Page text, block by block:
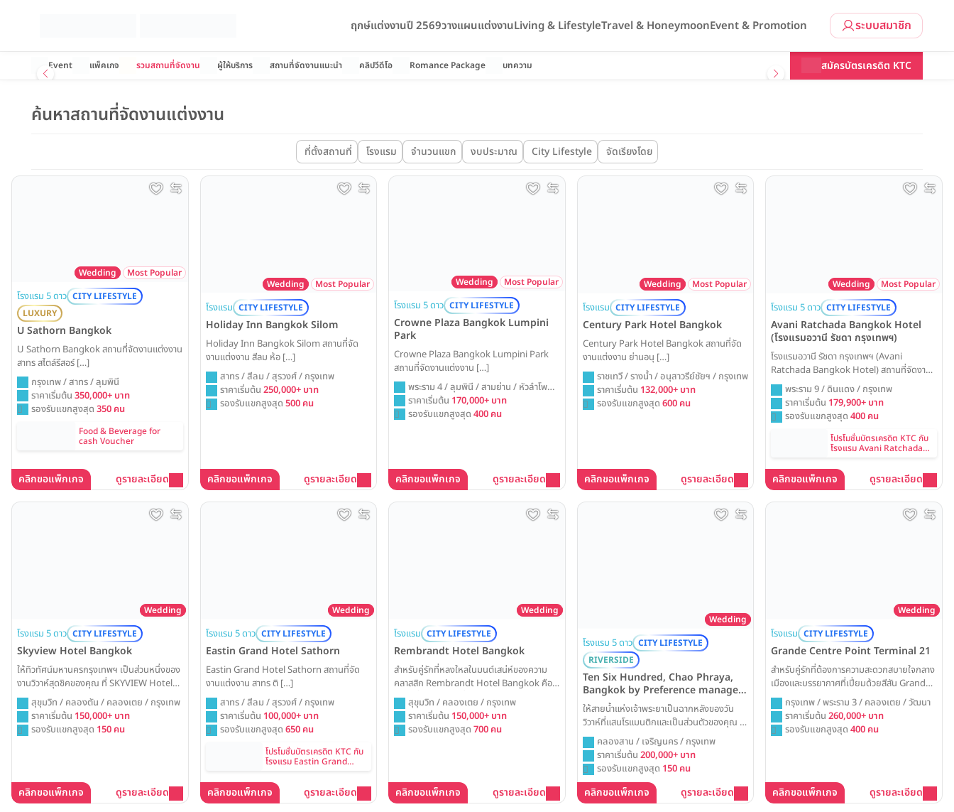
ระบบสมาชิก
ฤกษ์แต่งงานปี 2569วางแผนแต่งงานLiving & LifestyleTravel & HoneymoonEvent & Promotion
Event แพ็คเกจ รวมสถานที่จัดงาน ผู้ให้บริการ สถานที่จัดงานแนะนำ คลิปวีดีโอ Romance Package บทความ สมัครบัตรเครดิต KTC
ค้นหาสถานที่จัดงานแต่งงาน
ที่ตั้งสถานที่ โรงแรม จำนวนแขก งบประมาณ City Lifestyle จัดเรียงโดย
Wedding Most Popular
โรงแรม 5 ดาว CITY LIFESTYLE
LUXURY
U Sathorn Bangkok
U Sathorn Bangkok สถานที่จัดงานแต่งงาน
สาทร สไตล์รีสอร์ […]
กรุงเทพ / สาทร / ลุมพินี
ราคาเริ่มต้น 350,000+ บาท
รองรับแขกสูงสุด 350 คน
Food & Beverage for
cash Voucher
คลิกขอแพ็กเกจ ดูรายละเอียด
Wedding Most Popular
โรงแรม CITY LIFESTYLE
Holiday Inn Bangkok Silom
Holiday Inn Bangkok Silom สถานที่จัด
งานแต่งงาน สีลม ห้อ […]
สาทร / สีลม / สุรวงศ์ / กรุงเทพ
ราคาเริ่มต้น 250,000+ บาท
รองรับแขกสูงสุด 500 คน
คลิกขอแพ็กเกจ ดูรายละเอียด
Wedding Most Popular
โรงแรม 5 ดาว CITY LIFESTYLE
Crowne Plaza Bangkok Lumpini
Park
Crowne Plaza Bangkok Lumpini Park
สถานที่จัดงานแต่งงาน […]
พระราม 4 / ลุมพินี / สามย่าน / หัวลำโพง /
กรุงเทพ
ราคาเริ่มต้น 170,000+ บาท
รองรับแขกสูงสุด400 คน
คลิกขอแพ็กเกจ ดูรายละเอียด
Wedding Most Popular
โรงแรม CITY LIFESTYLE
Century Park Hotel Bangkok
Century Park Hotel Bangkok สถานที่จัด
งานแต่งงาน ย่านอนุ […]
ราชเทวี / รางน้ำ / อนุสาวรีย์ชัยฯ / กรุงเทพ
ราคาเริ่มต้น 132,000+ บาท
รองรับแขกสูงสุด 600 คน
คลิกขอแพ็กเกจ ดูรายละเอียด
Wedding Most Popular
โรงแรม 5 ดาว CITY LIFESTYLE
Avani Ratchada Bangkok Hotel
(โรงแรมอวานี รัชดา กรุงเทพฯ)
โรงแรมอวานี รัชดา กรุงเทพฯ (Avani
Ratchada Bangkok Hotel) สถานที่จัดงาน
แต่งสไตล์ City Lifestyle ใจกลางรัชดาฯ โดด
เด่นด้วยห้องบอลรูมดีไซน์ทันสมัย รองรับแขก
ได้สูงสุด 400 ท่าน พร้อมที่จอดรถสะดวกสบาย
กว่า 700 คัน Weddinglist ได้รวบรวมข้อมูล
แพ็คเกจแต่งงานและราคาล่าสุดมาให้ครบแล้วที่
พระราม 9 / ดินแดง / กรุงเทพ
ราคาเริ่มต้น 179,900+ บาท
รองรับแขกสูงสุด400 คน
โปรโมชั่นบัตรเครดิต KTC กับ
โรงแรม Avani Ratchada
คลิกขอแพ็กเกจ ดูรายละเอียด
Wedding
โรงแรม 5 ดาว CITY LIFESTYLE
Skyview Hotel Bangkok
ให้ทิวทัศน์มหานครกรุงเทพฯ เป็นส่วนหนึ่งของ
งานวิวาห์สุดชิคของคุณ ที่ SKYVIEW Hotel
Bangkok ไม่ว่าจะเป็นการฉลองบนรูฟท็อปบาร์
สุดอลังการ หรือในห้องบอลรูมดีไซน์เก๋ ที่นี่
พร้อมเปลี่ยนวันสำคัญของคุณให้กลายเป็น
ปาร์ตี้ที่น่าจดจำที่สุด
สุขุมวิท / คลองตัน / คลองเตย / กรุงเทพ
ราคาเริ่มต้น 150,000+ บาท
รองรับแขกสูงสุด 150 คน
คลิกขอแพ็กเกจ ดูรายละเอียด
Wedding
โรงแรม 5 ดาว CITY LIFESTYLE
Eastin Grand Hotel Sathorn
Eastin Grand Hotel Sathorn สถานที่จัด
งานแต่งงาน สาทร ติ […]
สาทร / สีลม / สุรวงศ์ / กรุงเทพ
ราคาเริ่มต้น 100,000+ บาท
รองรับแขกสูงสุด 650 คน
โปรโมชั่นบัตรเครดิต KTC กับ
โรงแรม Eastin Grand
คลิกขอแพ็กเกจ ดูรายละเอียด
Wedding
โรงแรม CITY LIFESTYLE
Rembrandt Hotel Bangkok
สำหรับคู่รักที่หลงใหลในมนต์เสน่ห์ของความ
คลาสสิก Rembrandt Hotel Bangkok คือ
สถานที่จัดงานแต่งที่อบอวลไปด้วยบรรยากาศ
อบอุ่นและสง่างามใจกลางสุขุมวิท พร้อมเนรมิต
งานวิวาห์ของคุณให้เป็นวันที่น่าจดจำด้วย
บริการที่เป็นเลิศและเปี่ยมด้วยประสบการณ์
สุขุมวิท / คลองเตย / กรุงเทพ
ราคาเริ่มต้น 150,000+ บาท
รองรับแขกสูงสุด700 คน
คลิกขอแพ็กเกจ ดูรายละเอียด
Wedding
โรงแรม 5 ดาว CITY LIFESTYLE
RIVERSIDE
Ten Six Hundred, Chao Phraya,
Bangkok by Preference managed
by The Ascott Limited
ให้สายน้ำแห่งเจ้าพระยาเป็นฉากหลังของวัน
วิวาห์ที่แสนโรแมนติกและเป็นส่วนตัวของคุณ ที่
Ten Six Hundred, Chao Phraya,
Bangkok คุณจะได้สัมผัสกับประสบการณ์การ
จัดงานแต่งงานในบรรยากาศสุดเอ็กซ์คลูซีฟ ไม่
ว่าจะเป็นพิธีอบอุ่นในสวนสวยริมน้ำ หรือปาร์ตี้
เฉลิมฉลองบนเรือ เพื่อสร้างความทรงจำอัน
ล้ำค่าที่จะคงอยู่ตลอดไป
คลองสาน / เจริญนคร / กรุงเทพ
ราคาเริ่มต้น 200,000+ บาท
รองรับแขกสูงสุด 150 คน
คลิกขอแพ็กเกจ ดูรายละเอียด
Wedding
โรงแรม CITY LIFESTYLE
Grande Centre Point Terminal 21
สำหรับคู่รักที่ต้องการความสะดวกสบายใจกลาง
เมืองและบรรยากาศที่เปี่ยมด้วยสีสัน Grande
Centre Point Terminal 21 คือสถานที่จัด
งานแต่งที่ตอบโจทย์ ด้วยทำเลที่เชื่อมต่อทุกการ
เดินทางและห้องบอลรูมที่เห็นวิวเมืองที่มีชีวิต
ชีวา
กรุงเทพ / พระราม 3 / คลองเตย / วัฒนา
ราคาเริ่มต้น260,000+ บาท
รองรับแขกสูงสุด400 คน
คลิกขอแพ็กเกจ ดูรายละเอียด